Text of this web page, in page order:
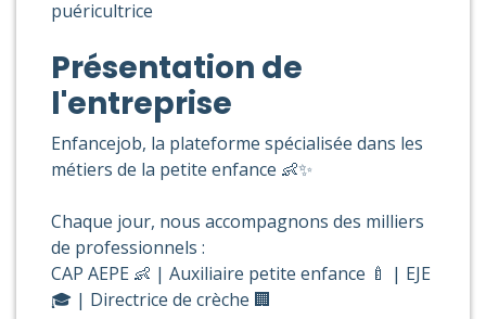
puéricultrice
Présentation de
l'entreprise
Enfancejob, la plateforme spécialisée dans les
métiers de la petite enfance 👶✨
Chaque jour, nous accompagnons des milliers
de professionnels :
CAP AEPE 👶 | Auxiliaire petite enfance 🍼 | EJE
🎓 | Directrice de crèche 🏢